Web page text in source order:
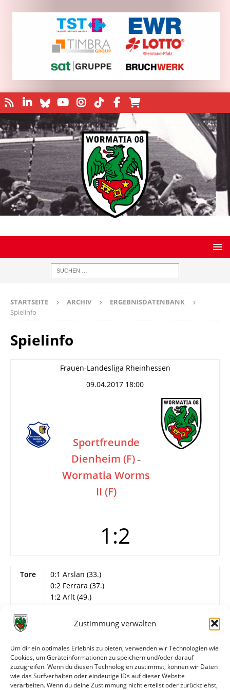
Zustimmung verwalten
Um dir ein optimales Erlebnis zu bieten, verwenden wir Technologien wie
Cookies, um Geräteinformationen zu speichern und/oder darauf
zuzugreifen. Wenn du diesen Technologien zustimmst, können wir Daten
wie das Surfverhalten oder eindeutige IDs auf dieser Website
verarbeiten. Wenn du deine Zustimmung nicht erteilst oder zurückziehst,
STARTSEITE ARCHIV
ERGEBNISDATENBANK
Spielinfo
Spielinfo
Frauen-Landesliga Rheinhessen
09.04.2017 18:00
Sportfreunde
Dienheim (F) –
Wormatia Worms
II (F)
1:2
Tore
0:1 Arslan (33.)
0:2 Ferrara (37.)
1:2 Arlt (49.)
Karten
Info
Wormatia Worms II
Siemann – Busch, Seebach, Schwickert, Klee,
Arslan, Ferrara, Heiderich, Barber, Becke, Forell.